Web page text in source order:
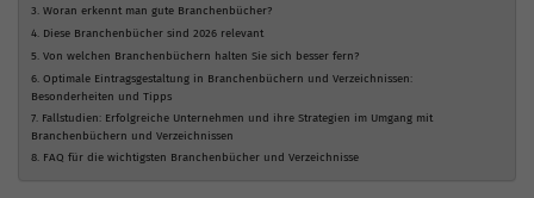
3. Woran erkennt man gute Branchenbücher?
4. Diese Branchenbücher sind 2026 relevant
5. Von welchen Branchenbüchern halten Sie sich besser fern?
6. Optimale Eintragsgestaltung in Branchenbüchern und Verzeichnissen:
Besonderheiten und Tipps
7. Fallstudien: Erfolgreiche Unternehmen und ihre Strategien im Umgang mit
Branchenbüchern und Verzeichnissen
8. FAQ für die wichtigsten Branchenbücher und Verzeichnisse